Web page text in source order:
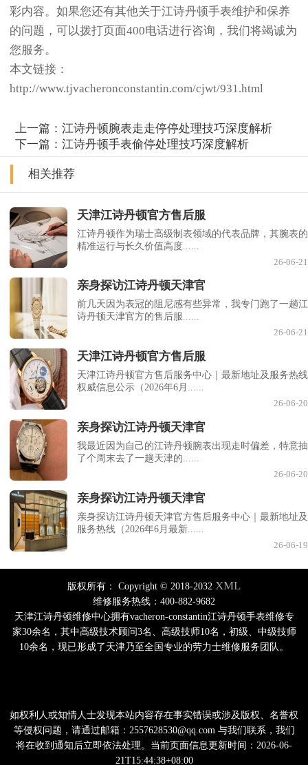
彩内容。如果您还有其他关于江诗丹顿手表维护和保养
的问题，可以拨打页面400电话进行咨询，我们将竭诚为
您服务。
本文链接：
http://www.tjvacheronconstantin.com/cjwt/931.html
上一篇：江诗丹顿腕表走走停停处理技巧深度解析
下一篇：江诗丹顿手表偷停处理技巧深度解析
相关推荐
天津江诗丹顿官方售后服
江诗丹顿作为瑞士高级制表领域的代表品牌，其腕表的
精准运行与长久价值高度......
26-06-21
亲身探访江诗丹顿天津官
前几天因为表冠的阻尼感有些异常，我专门跑了一趟江
诗丹顿天津官方的售后服......
26-06-21
天津江诗丹顿官方售后服
天津江诗丹顿官方售后服务中心｜最新地址及服务热线
权威信息公示（2026年6月......
26-06-20
亲身探访江诗丹顿天津官
我最近因为自己的江诗丹顿腕表出现走时偏差，特意抽
了个周末去了一趟天津的......
26-06-20
亲身探访江诗丹顿天津官
亲身探访江诗丹顿天津官方售后服务中心｜最新地址及
服务热线（2026年6月最新......
26-06-19
版权所有： Copyright © 2018-2032 XML
维修服务热线：400-882-9682
天津江诗丹顿维修中心拥有vacheron-constantin江诗丹顿手表维修专
家30余名，其中高级技术顾问3名、高级技师10名，初级、中级技师
10余名，现已形成了天津乃至全国专业的劳力士维修服务团队。
如权利人或知情人士发现本站内容存在事实错误或涉及版权、名誉权
等侵权问题，请通过邮箱：2557628530@qq.com 与我们联系，我们
将在收到通知后立即依法处理。当前页面信息更新时间：2026-06-
21T15:44:38+08:00